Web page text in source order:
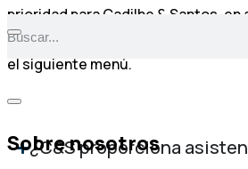
Sobre nosotros
prioridad para Cadilhe & Santos, en
la respuesta a tus preguntas
el siguiente menú.
¿C&S proporciona